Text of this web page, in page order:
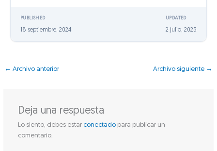
PUBLISHED
18 septiembre, 2024
UPDATED
2 julio, 2025
← Archivo anterior Archivo siguiente →
Deja una respuesta
Lo siento, debes estar conectadopara publicar un
comentario.